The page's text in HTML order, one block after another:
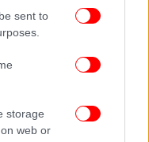
sent to
storage
web or